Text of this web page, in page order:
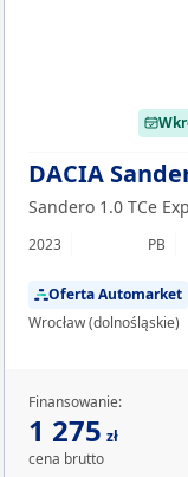
DACIA
Sandero 1.0 TCe
2023 PB
Oferta Automarket
Wrocław (dolnośląskie)
Finansowanie:
1 275 zł
cena brutto